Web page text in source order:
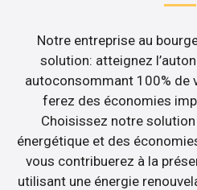
Notre entreprise au
solution: atteignez
autoconsommant 100% de
ferez des économies
Choisissez notre solution
énergétique et des
vous contribuerez à la
utilisant une énergie